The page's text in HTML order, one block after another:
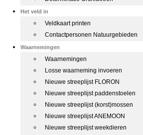
Het veld in
Veldkaart printen
Contactpersonen Natuurgebieden
Waarnemingen
Waarnemingen
Losse waarneming invoeren
Nieuwe streeplijst FLORON
Nieuwe streeplijst paddenstoelen
Nieuwe streeplijst (korst)mossen
Nieuwe streeplijst ANEMOON
Nieuwe streeplijst weekdieren